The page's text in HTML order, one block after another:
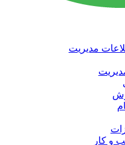
مدیریت
و کار